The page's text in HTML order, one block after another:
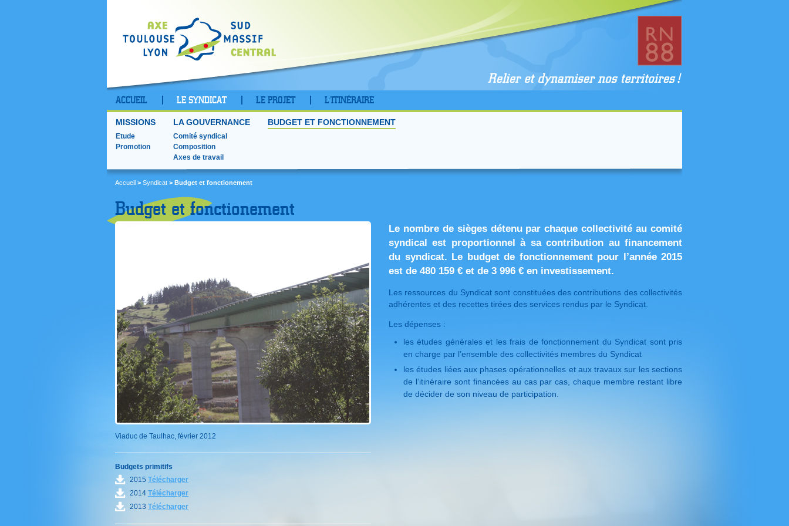
ACCUEIL LE SYNDICAT LE PROJET L’ITINÉRAIRE
MISSIONS
Etude
Promotion
LA GOUVERNANCE
Comité syndical
Composition
Axes de travail
BUDGET ET FONCTIONNEMENT
Accueil > Syndicat > Budget et fonctionement
Budget et fonctionement
Viaduc de Taulhac, février 2012
Budgets primitifs
2015 Télécharger
2014 Télécharger
2013 Télécharger
Le nombre de sièges détenu par chaque collectivité au comité
syndical est proportionnel à sa contribution au financement
du syndicat. Le budget de fonctionnement pour l’année 2015
est de 480 159 € et de 3 996 € en investissement.
Les ressources du Syndicat sont constituées des contributions des collectivités
adhérentes et des recettes tirées des services rendus par le Syndicat.
Les dépenses :
les études générales et les frais de fonctionnement du Syndicat sont pris
en charge par l’ensemble des collectivités membres du Syndicat
les études liées aux phases opérationnelles et aux travaux sur les sections
de l’itinéraire sont financées au cas par cas, chaque membre restant libre
de décider de son niveau de participation.